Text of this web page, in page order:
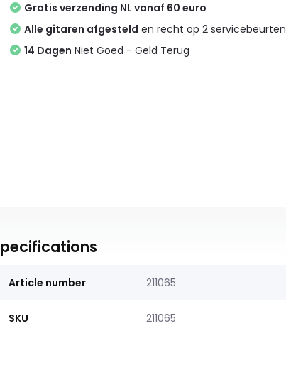
Gratis verzending NL vanaf 60 euro
Alle gitaren afgesteld en recht op 2 servicebeurten
14 Dagen Niet Goed - Geld Terug
Article number 211065
SKU 211065